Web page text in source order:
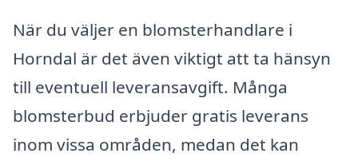
När du väljer en blomsterhandlare i
Horndal är det även viktigt att ta hänsyn
till eventuell leveransavgift. Många
blomsterbud erbjuder gratis leverans
inom vissa områden, medan det kan